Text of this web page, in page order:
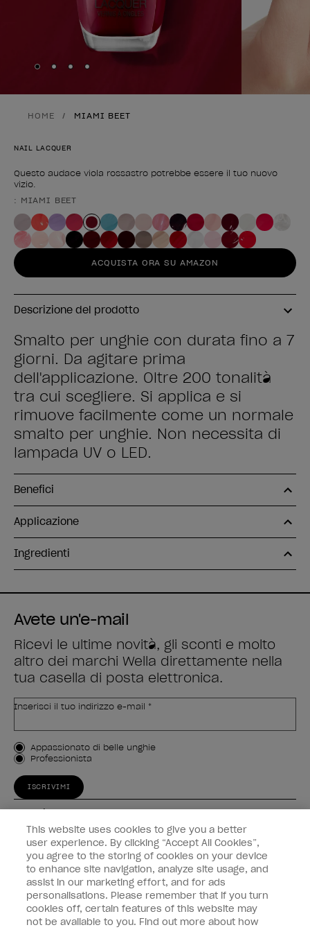
Skip to slide
Skip to slide
Skip to slide
Skip to slide
HOME MIAMI BEET
NAIL LACQUER
Questo audace viola rossastro potrebbe essere il tuo nuovo
vizio.
Forma del prodotto
: MIAMI BEET
ACQUISTA ORA SU AMAZON
Descrizione del prodotto
Smalto per unghie con durata fino a 7
giorni. Da agitare prima
dell'applicazione. Oltre 200 tonalità
tra cui scegliere. Si applica e si
rimuove facilmente come un normale
smalto per unghie. Non necessita di
lampada UV o LED.
Benefici
Applicazione
Ingredienti
Avete un'e-mail
Ricevi le ultime novità, gli sconti e molto
altro dei marchi Wella direttamente nella
tua casella di posta elettronica.
Inserisci il tuo indirizzo e-mail *
Tipo di cliente
Appassionato di belle unghie
Professionista
ISCRIVIMI
Esperienza
Collegati
Informazioni sul cliente
This website uses cookies to give you a better
user experience. By clicking “Accept All Cookies”,
you agree to the storing of cookies on your device
to enhance site navigation, analyze site usage, and
assist in our marketing effort, and for ads
personalisations. Please remember that if you turn
cookies off, certain features of this website may
not be available to you. Find out more about how